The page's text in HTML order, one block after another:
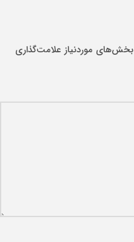
بخش‌های موردنیاز علامت‌گذاری